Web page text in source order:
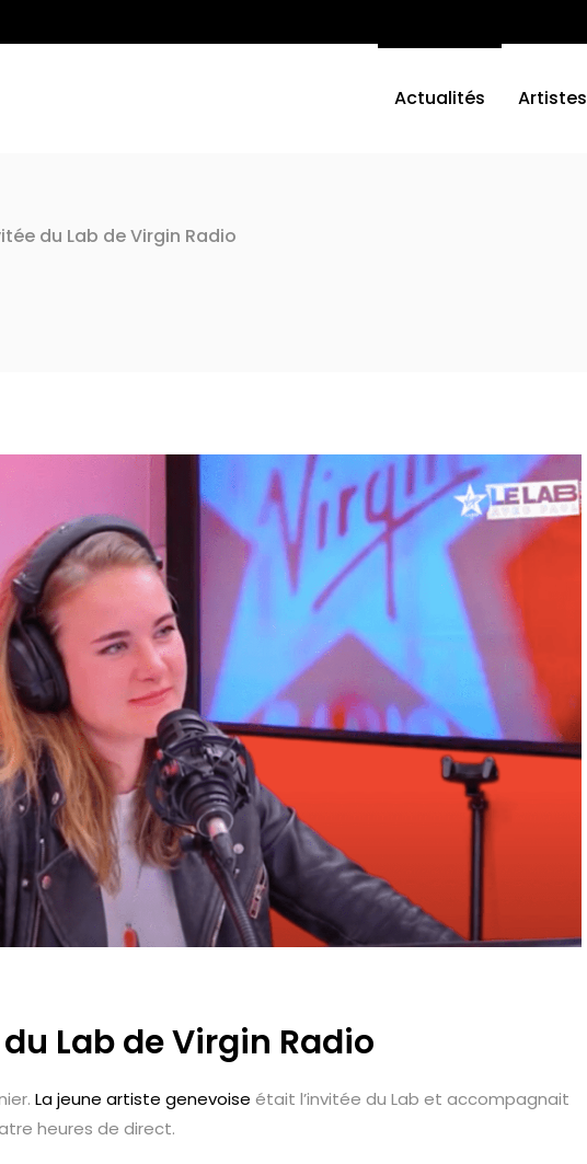
Actualités Artistes
du Lab de Virgin Radio
Lab de Virgin Radio
La jeune artiste genevoise était l’invitée du Lab et accompagnait
heures de direct.